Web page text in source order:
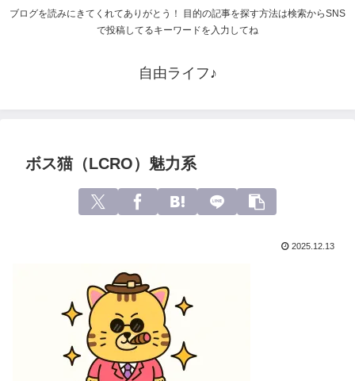
ブログを読みにきてくれてありがとう！ 目的の記事を探す方法は検索からSNS
で投稿してるキーワードを入力してね
自由ライフ♪
ボス猫（LCRO）魅力系
2025.12.13